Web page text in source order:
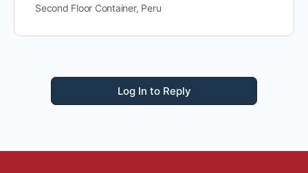
Second Floor Container, Peru
Log In to Reply